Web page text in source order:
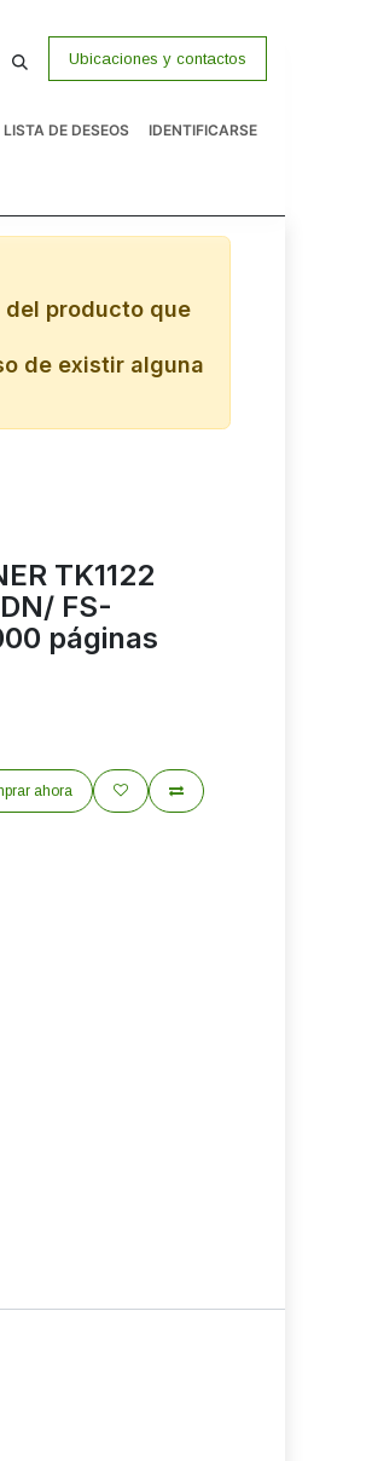
Ubicaciones y contactos
LISTA DE DESEOS IDENTIFICARSE
producto que
de existir alguna
TK1122
FS-
páginas
ahora